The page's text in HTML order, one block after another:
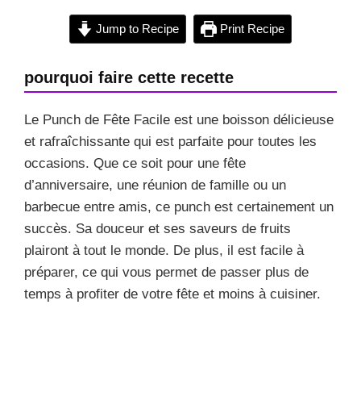
Jump to Recipe Print Recipe
pourquoi faire cette recette
Le Punch de Fête Facile est une boisson délicieuse
et rafraîchissante qui est parfaite pour toutes les
occasions. Que ce soit pour une fête
d’anniversaire, une réunion de famille ou un
barbecue entre amis, ce punch est certainement un
succès. Sa douceur et ses saveurs de fruits
plairont à tout le monde. De plus, il est facile à
préparer, ce qui vous permet de passer plus de
temps à profiter de votre fête et moins à cuisiner.